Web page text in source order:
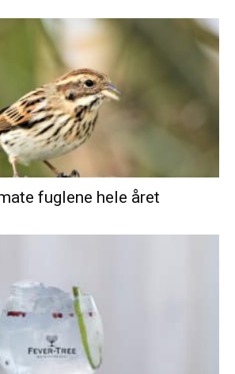
fuglene hele året